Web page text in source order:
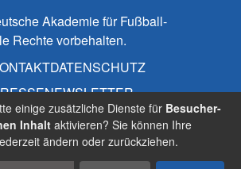
Akademie für Fußball-
Rechte vorbehalten.
DATENSCHUTZ
NEWSLETTER
einige zusätzliche Dienste für Besucher-
Inhalt aktivieren? Sie können Ihre
ändern oder zurückziehen.